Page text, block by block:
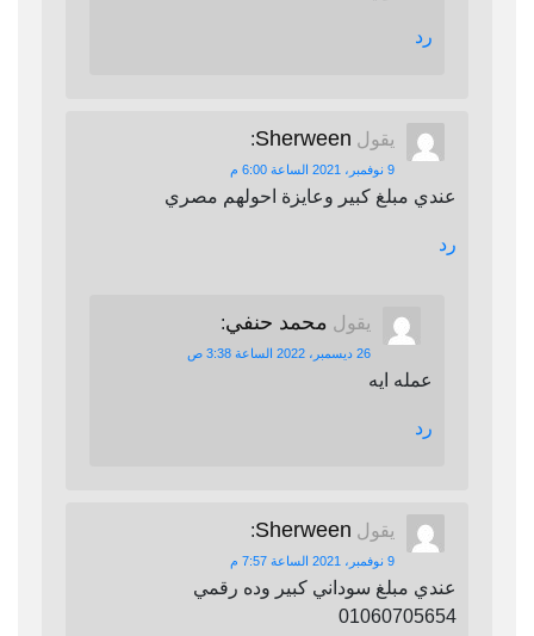
رد
يقول Sherween
:
9 نوفمبر، 2021 الساعة 6:00 م
عندي مبلغ كبير وعايزة احولهم مصري
رد
يقول محمد حنفي:
26 ديسمبر، 2022 الساعة 3:38 ص
عمله ايه
رد
يقول Sherween
:
9 نوفمبر، 2021 الساعة 7:57 م
عندي مبلغ سوداني كبير وده رقمي
01060705654